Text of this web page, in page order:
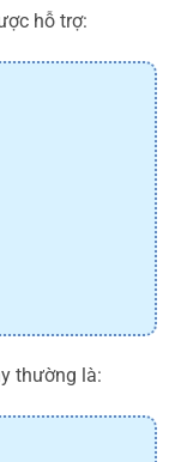
hỗ trợ:
thường là: